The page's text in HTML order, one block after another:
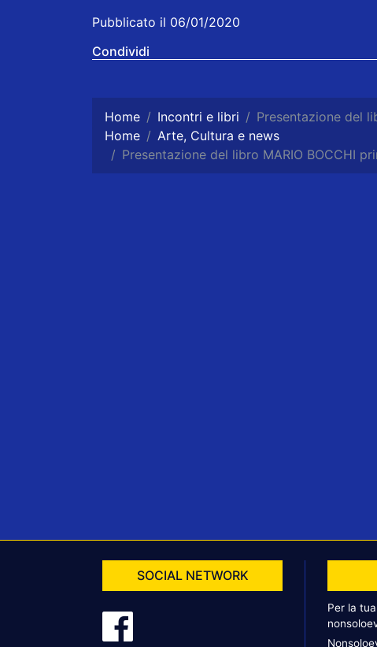
Pubblicato il 06/01/2020
Condividi
Home Incontri e libri
Presentazione del
Home
Arte, Cultura e news
Presentazione del libro MARIO BOCCHI
SOCIAL NETWORK
Per la